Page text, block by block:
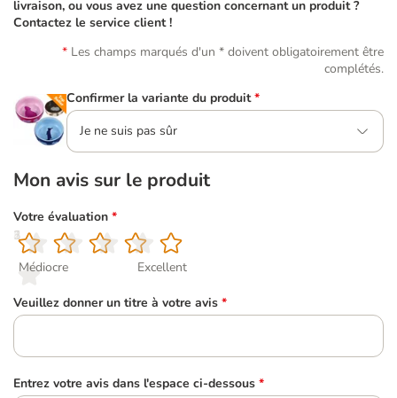
livraison, ou vous avez une question concernant un produit ?
Contactez le service client !
Les champs marqués d'un * doivent obligatoirement être
complétés.
Confirmer la variante du produit *
Je ne suis pas sûr
Mon avis sur le produit
Votre évaluation *
1
Médiocre
2
3
4
5
Excellent
Veuillez donner un titre à votre avis *
Entrez votre avis dans l'espace ci-dessous *